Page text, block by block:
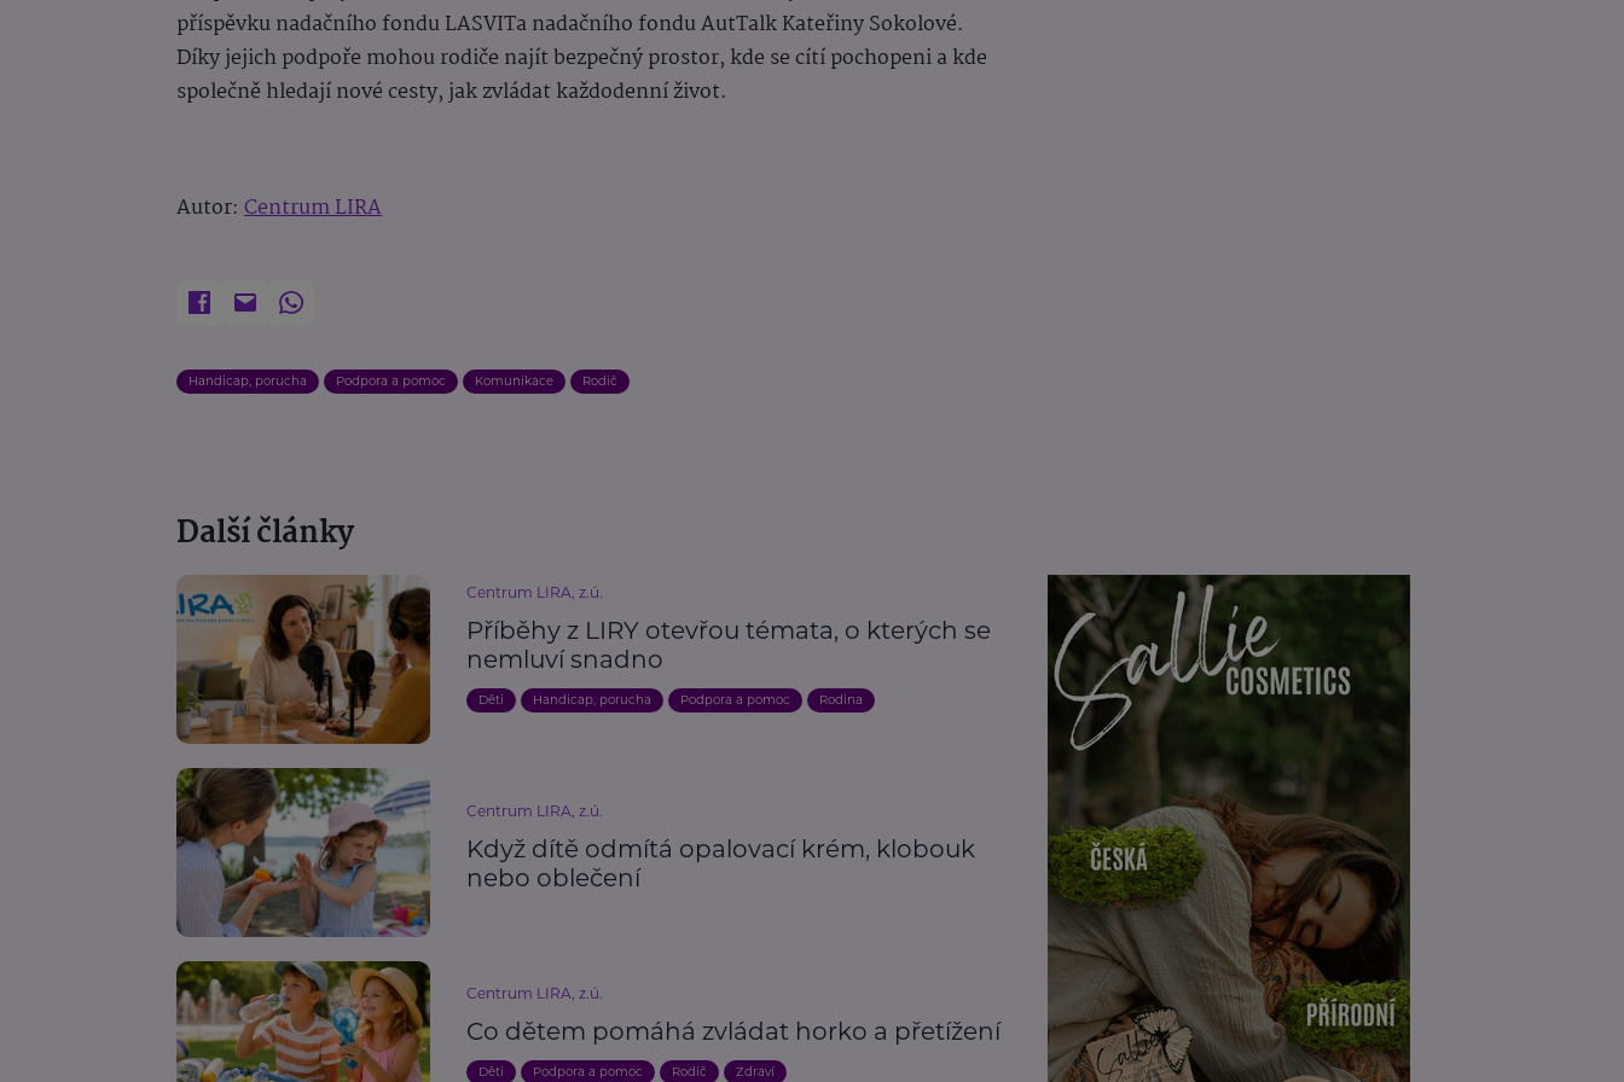
příspěvku nadačního fondu LASVITa nadačního fondu AutTalk Kateřiny Sokolové.
Díky jejich podpoře mohou rodiče najít bezpečný prostor, kde se cítí pochopeni a kde
společně hledají nové cesty, jak zvládat každodenní život.
Autor: Centrum LIRA
Handicap, porucha Podpora a pomoc Komunikace Rodič
Další články
Centrum LIRA, z.ú.
Příběhy z LIRY otevřou témata, o kterých se
nemluví snadno
Děti Handicap, porucha Podpora a pomoc Rodina
Centrum LIRA, z.ú.
Když dítě odmítá opalovací krém, klobouk
nebo oblečení
Centrum LIRA, z.ú.
Co dětem pomáhá zvládat horko a přetížení
Děti Podpora a pomoc Rodič Zdraví